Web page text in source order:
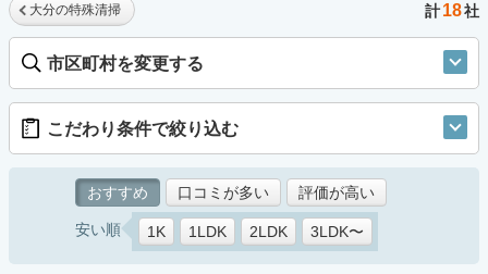
大分の特殊清掃 計18社
市区町村を変更する
こだわり条件で絞り込む
おすすめ 口コミが多い 評価が高い
安い順 1K 1LDK 2LDK 3LDK〜